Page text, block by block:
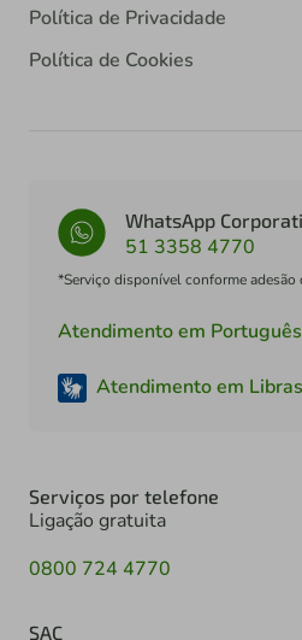
Política de Privacidade
Política de Cookies
WhatsApp
51 3358 4770
*Serviço disponível conforme adesão
Atendimento em Português
Atendimento em Libras
Serviços por telefone
Ligação gratuita
0800 724 4770
SAC